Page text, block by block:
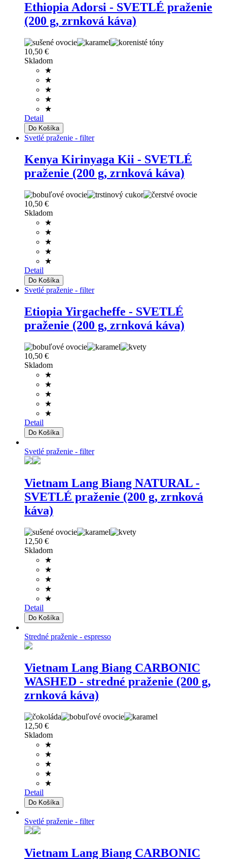
Ethiopia Adorsi - SVETLÉ praženie
(200 g, zrnková káva)
10,50 €
Skladom
★
★
★
★
★
Detail
Svetlé praženie - filter
Kenya Kirinyaga Kii - SVETLÉ
praženie (200 g, zrnková káva)
10,50 €
Skladom
★
★
★
★
★
Detail
Svetlé praženie - filter
Etiopia Yirgacheffe - SVETLÉ
praženie (200 g, zrnková káva)
10,50 €
Skladom
★
★
★
★
★
Detail
Svetlé praženie - filter
Vietnam Lang Biang NATURAL -
SVETLÉ praženie (200 g, zrnková
káva)
12,50 €
Skladom
★
★
★
★
★
Detail
Stredné praženie - espresso
Vietnam Lang Biang CARBONIC
WASHED - stredné praženie (200 g,
zrnková káva)
12,50 €
Skladom
★
★
★
★
★
Detail
Svetlé praženie - filter
Vietnam Lang Biang CARBONIC